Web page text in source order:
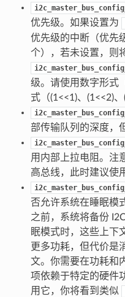
优先级。如果设置为
优先级的中断（优先
个），若未设置，则
级。请使用数字形式
式（(1<<1)、(1<<2)、
部传输队列的深度，
用内部上拉电阻。注
高总线，此时建议使
否允许系统在睡眠模
之前，系统将备份
眠模式时，这些上下
更多功耗，但代价是
文。你需要在功耗和
项依赖于特定的硬件
用它，你将看到类似